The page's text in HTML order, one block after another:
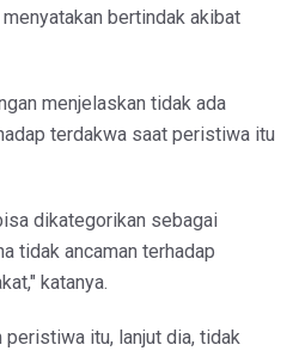
bertindak akibat
menjelaskan tidak ada
terdakwa saat peristiwa itu
dikategorikan sebagai
tidak ancaman terhadap
katanya.
peristiwa itu, lanjut dia, tidak